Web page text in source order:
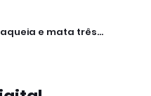
e mata três